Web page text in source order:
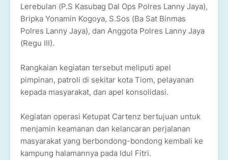
Lerebulan (P.S Kasubag Dal Ops Polres Lanny Jaya),
Bripka Yonamin Kogoya, S.Sos (Ba Sat Binmas
Polres Lanny Jaya), dan Anggota Polres Lanny Jaya
(Regu III).
Rangkaian kegiatan tersebut meliputi apel
pimpinan, patroli di sekitar kota Tiom, pelayanan
kepada masyarakat, dan apel konsolidasi.
Kegiatan operasi Ketupat Cartenz bertujuan untuk
menjamin keamanan dan kelancaran perjalanan
masyarakat yang berbondong-bondong kembali ke
kampung halamannya pada Idul Fitri.